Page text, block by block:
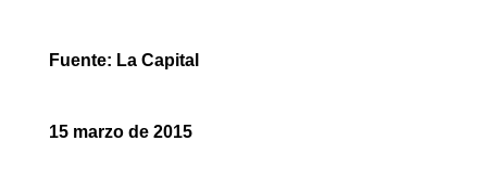
Fuente: La Capital
15 marzo de 2015